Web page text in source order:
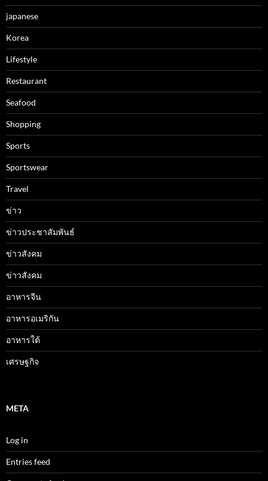
japanese
Korea
Lifestyle
Restaurant
Seafood
Shopping
Sports
Sportswear
Travel
ข่าว
ข่าวประชาสัมพันธ์
ข่าวสังคม
ข่าวสังคม
อาหารจีน
อาหารอเมริกัน
อาหารใต้
เศรษฐกิจ
META
Log in
Entries feed